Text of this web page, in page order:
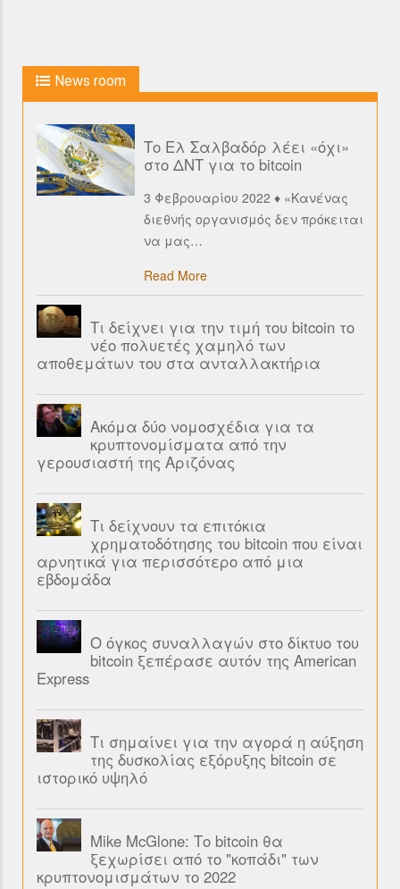
News room
Το Ελ Σαλβαδόρ λέει «όχι»
στο ΔΝΤ για το bitcoin
3 Φεβρουαρίου 2022 ♦ «Κανένας
διεθνής οργανισμός δεν πρόκειται
να μας…
Read More
Τι δείχνει για την τιμή του bitcoin το
νέο πολυετές χαμηλό των
αποθεμάτων του στα ανταλλακτήρια
Ακόμα δύο νομοσχέδια για τα
κρυπτονομίσματα από την
γερουσιαστή της Αριζόνας
Τι δείχνουν τα επιτόκια
χρηματοδότησης του bitcoin που είναι
αρνητικά για περισσότερο από μια
εβδομάδα
Ο όγκος συναλλαγών στο δίκτυο του
bitcoin ξεπέρασε αυτόν της American
Express
Τι σημαίνει για την αγορά η αύξηση
της δυσκολίας εξόρυξης bitcoin σε
ιστορικό υψηλό
Mike McGlone: Το bitcoin θα
ξεχωρίσει από το "κοπάδι" των
κρυπτονομισμάτων το 2022